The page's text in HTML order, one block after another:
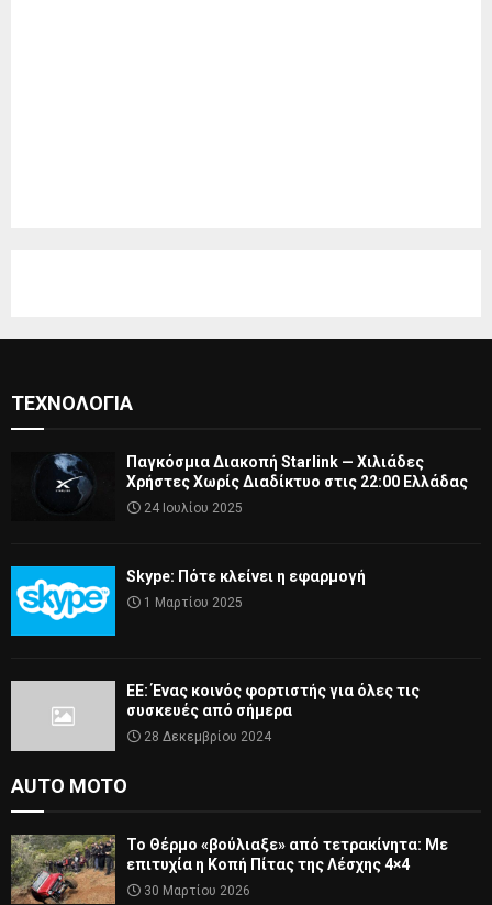
ΤΕΧΝΟΛΟΓΊΑ
Παγκόσμια Διακοπή Starlink — Χιλιάδες
Χρήστες Χωρίς Διαδίκτυο στις 22:00 Ελλάδας
24 Ιουλίου 2025
Skype: Πότε κλείνει η εφαρμογή
1 Μαρτίου 2025
ΕΕ: Ένας κοινός φορτιστής για όλες τις
συσκευές από σήμερα
28 Δεκεμβρίου 2024
AUTO MOTO
Το Θέρμο «βούλιαξε» από τετρακίνητα: Με
επιτυχία η Κοπή Πίτας της Λέσχης 4×4
30 Μαρτίου 2026